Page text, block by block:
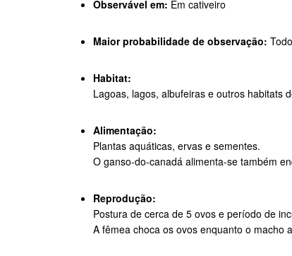
Observável em: Em cativeiro
Maior probabilidade de observação:
Habitat:
Lagoas, lagos, albufeiras e outros habitats
Alimentação:
Plantas aquáticas, ervas e sementes.
O ganso-do-canadá alimenta-se também
Reprodução:
Postura de cerca de 5 ovos e período de
A fêmea choca os ovos enquanto o macho